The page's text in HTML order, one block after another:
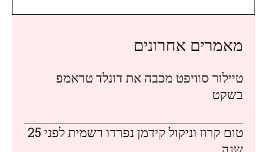
מאמרים אחרונים
טיילור סוויפט מכבה את דונלד טראמפ
בשקט
טום קרוז וניקול קידמן נפרדו רשמית לפני 25